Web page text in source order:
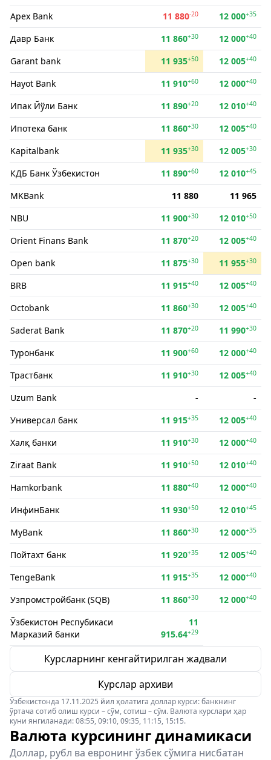
Apex Bank 11 880-20 12 000+35
Давр Банк 11 860+30 12 000+40
Garant bank 11 935+50 12 005+40
Hayot Bank 11 910+60 12 000+40
Ипак Йўли Банк 11 890+20 12 010+40
Ипотека банк 11 860+30 12 005+40
Kapitalbank 11 935+30 12 005+30
КДБ Банк Ўзбекистон 11 890+60 12 010+45
MKBank 11 880
11 965
NBU
11 900+30 12 010+50
Orient Finans Bank 11 870+20 12 005+40
Open bank 11 875+30 11 955+30
BRB 11 915+40 12 005+40
Octobank 11 860+30 12 005+40
Saderat Bank 11 870+20 11 990+30
Туронбанк 11 900+60 12 000+40
Трастбанк 11 910+30 12 005+40
Uzum Bank -
-
Универсал банк
11 915+35 12 005+40
Халқ банки 11 910+30 12 000+40
Ziraat Bank 11 910+50 12 010+40
Hamkorbank 11 880+40 12 000+40
ИнфинБанк 11 930+50 12 010+45
MyBank 11 860+30 12 000+35
Пойтахт банк 11 920+35 12 005+40
TengeBank 11 915+35 12 000+40
Узпромстройбанк (SQB) 11 860+30 12 000+40
Ўзбекистон Респубикаси
Марказий банки
11
915.64+29
Курсларнинг кенгайтирилган жадвали
Курслар архиви
Ўзбекистонда 17.11.2025 йил ҳолатига доллар курси: банкнинг
ўртача сотиб олиш курси – сўм, сотиш – сўм. Валюта курслари ҳар
куни янгиланади: 08:55, 09:10, 09:35, 11:15, 15:15.
Валюта курсининг динамикаси
Доллар, рубл ва евронинг ўзбек сўмига нисбатан